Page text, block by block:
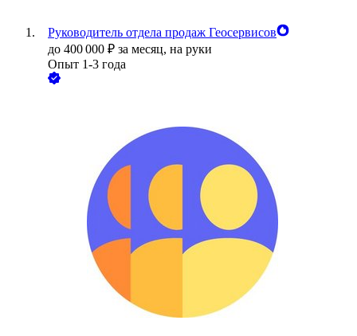
Руководитель отдела продаж Геосервисов
до 400 000 ₽ за месяц, на руки
Опыт 1-3 года